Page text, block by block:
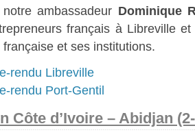
ambassadeur Dominique
français à Libreville
et ses institutions.
rendu Libreville
rendu Port-Gentil
Côte d’Ivoire – Abidjan